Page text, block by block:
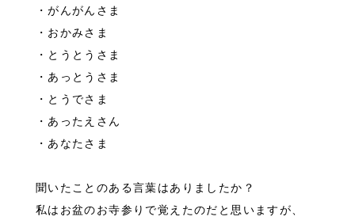
・がんがんさま
・おかみさま
・とうとうさま
・あっとうさま
・とうでさま
・あったえさん
・あなたさま
聞いたことのある言葉はありましたか？
私はお盆のお寺参りで覚えたのだと思いますが、